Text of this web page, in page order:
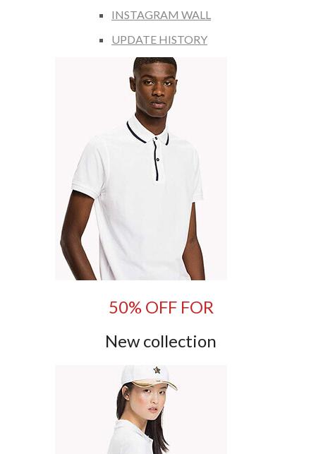
INSTAGRAM WALL
UPDATE HISTORY
50% OFF FOR
New collection